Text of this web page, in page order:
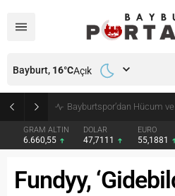
Bayburt’ta Minik
GRAM ALTIN
6.660,55
DOLAR
47,7111
EURO
55,1881
Bayburt, 16°CAçık
Fundyy,